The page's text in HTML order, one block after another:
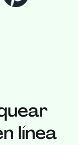
línea